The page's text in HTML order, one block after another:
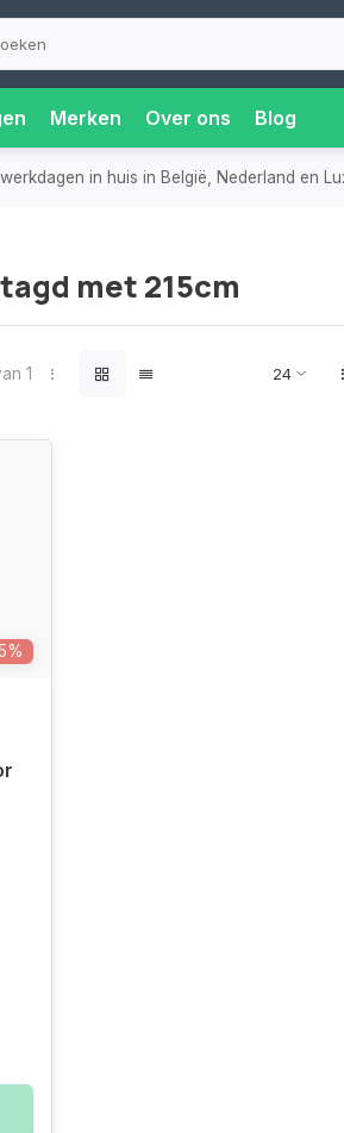
Merken Over ons Blog
in huis in België, Nederland en
met 215cm
1